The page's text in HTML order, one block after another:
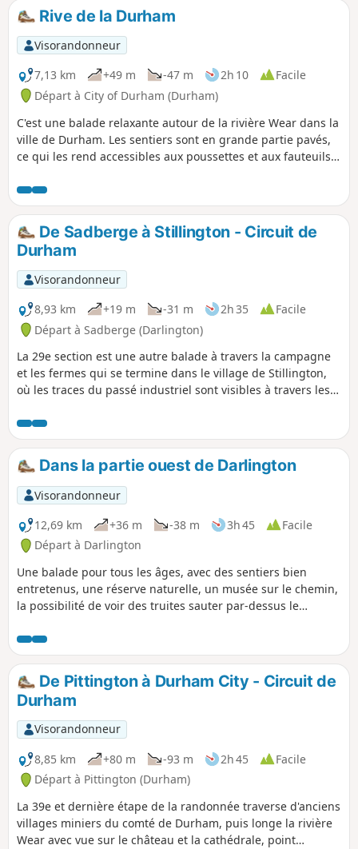
Rive de la Durham
Visorandonneur
7,13 km
+49 m -47 m 2h 10
Facile
Départ à City of Durham (Durham)
C'est une balade relaxante autour de la rivière Wear dans la
ville de Durham. Les sentiers sont en grande partie pavés,
ce qui les rend accessibles aux poussettes et aux fauteuils
prévues. Il y a quelques jolis points de vue d'où l'on peut
admirer le château et la cathédrale.
De Sadberge à Stillington - Circuit de
Durham
Visorandonneur
8,93 km
+19 m -31 m 2h 35
Facile
Départ à Sadberge (Darlington)
La 29e section est une autre balade à travers la campagne
et les fermes qui se termine dans le village de Stillington,
où les traces du passé industriel sont visibles à travers les
traverse le centre du village.
Dans la partie ouest de Darlington
Visorandonneur
12,69 km
+36 m -38 m 3h 45
Facile
Départ à Darlington
Une balade pour tous les âges, avec des sentiers bien
entretenus, une réserve naturelle, un musée sur le chemin,
la possibilité de voir des truites sauter par-dessus le
manger un morceau ou prendre un café.
De Pittington à Durham City - Circuit de
Durham
Visorandonneur
8,85 km
+80 m -93 m 2h 45
Facile
Départ à Pittington (Durham)
La 39e et dernière étape de la randonnée traverse d'anciens
villages miniers du comté de Durham, puis longe la rivière
Wear avec vue sur le château et la cathédrale, point